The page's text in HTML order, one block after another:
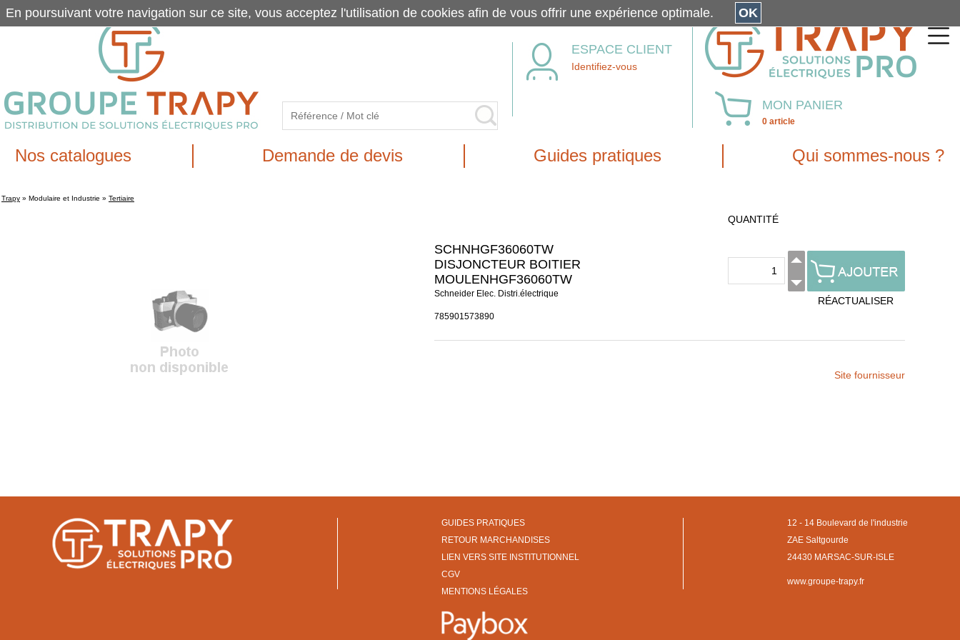
ESPACE CLIENT
Identifiez-vous
MON PANIER
0 article
Nos catalogues Demande de devis Guides pratiques Qui sommes-nous ?
Trapy » Modulaire et Industrie » Tertiaire
SCHNHGF36060TW
DISJONCTEUR BOITIER
MOULENHGF36060TW
Schneider Elec. Distri.électrique
785901573890
QUANTITÉ
RÉACTUALISER
Site fournisseur
GUIDES PRATIQUES
RETOUR MARCHANDISES
LIEN VERS SITE INSTITUTIONNEL
CGV
MENTIONS LÉGALES
12 - 14 Boulevard de l'industrie
ZAE Saltgourde
24430 MARSAC-SUR-ISLE
www.groupe-trapy.fr
En poursuivant votre navigation sur ce site, vous acceptez l'utilisation de cookies afin de vous offrir une expérience optimale. OK